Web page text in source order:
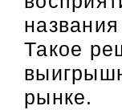
Такое
рынке.